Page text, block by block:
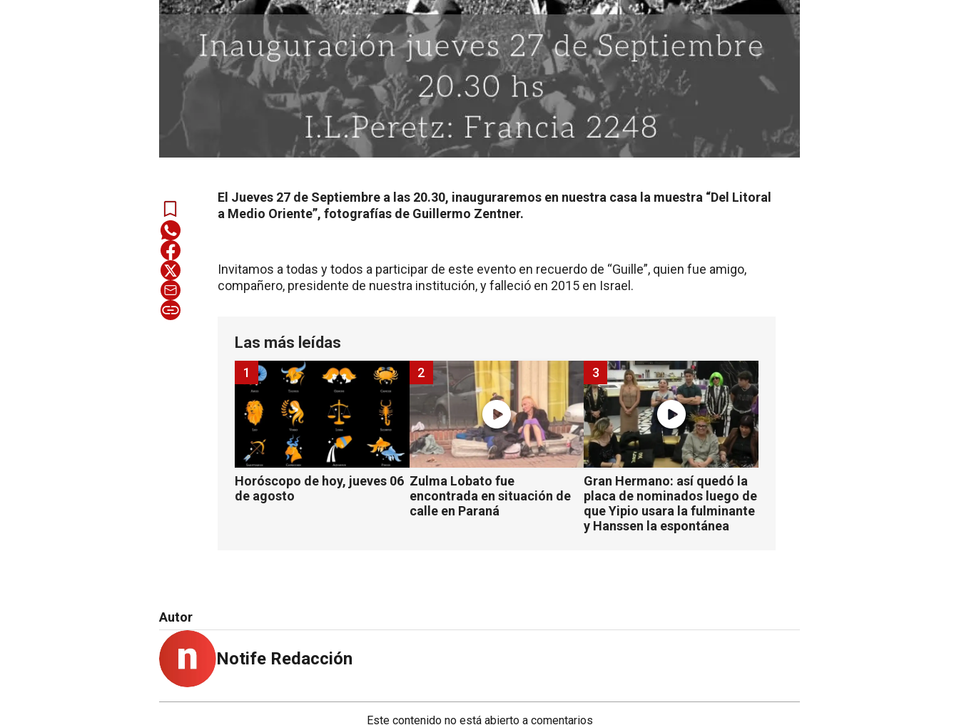
El Jueves 27 de Septiembre a las 20.30, inauguraremos en nuestra casa la muestra “Del Litoral
a Medio Oriente”, fotografías de Guillermo Zentner.
Invitamos a todas y todos a participar de este evento en recuerdo de “Guille”, quien fue amigo,
compañero, presidente de nuestra institución, y falleció en 2015 en Israel.
Las más leídas
Horóscopo de hoy, jueves 06
de agosto
1
Zulma Lobato fue
encontrada en situación de
calle en Paraná
2
Gran Hermano: así quedó la
placa de nominados luego de
que Yipio usara la fulminante
y Hanssen la espontánea
3
Autor
Notife Redacción
Este contenido no está abierto a comentarios